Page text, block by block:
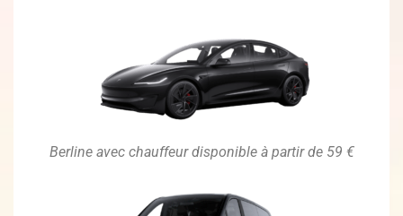
Berline avec chauffeur disponible à partir de 59 €